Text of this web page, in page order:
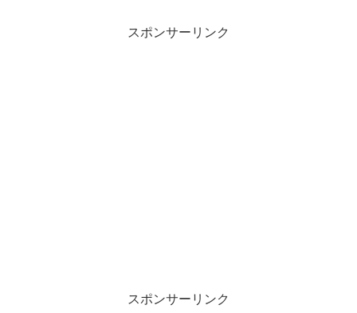
スポンサーリンク
スポンサーリンク